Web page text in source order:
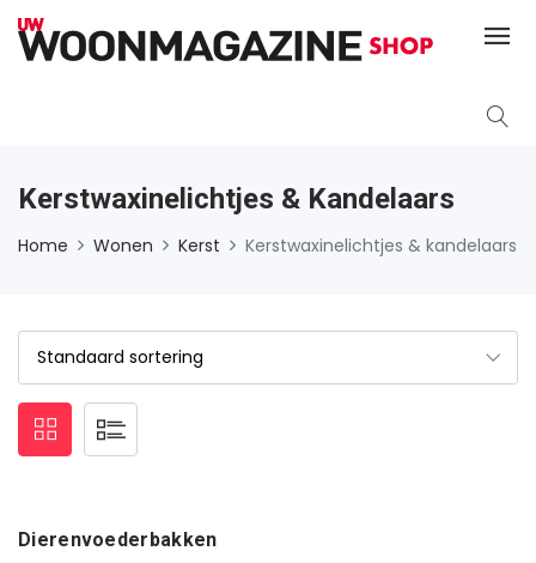
Kerstwaxinelichtjes & Kandelaars
Home Wonen Kerst Kerstwaxinelichtjes & kandelaars
Dierenvoederbakken